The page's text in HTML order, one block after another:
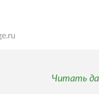
Читать